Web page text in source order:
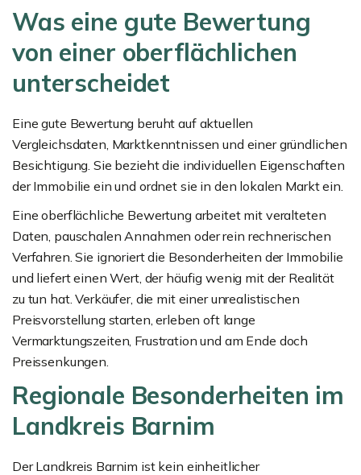
Was eine gute Bewertung
von einer oberflächlichen
unterscheidet
Eine gute Bewertung beruht auf aktuellen
Vergleichsdaten, Marktkenntnissen und einer gründlichen
Besichtigung. Sie bezieht die individuellen Eigenschaften
der Immobilie ein und ordnet sie in den lokalen Markt ein.
Eine oberflächliche Bewertung arbeitet mit veralteten
Daten, pauschalen Annahmen oder rein rechnerischen
Verfahren. Sie ignoriert die Besonderheiten der Immobilie
und liefert einen Wert, der häufig wenig mit der Realität
zu tun hat. Verkäufer, die mit einer unrealistischen
Preisvorstellung starten, erleben oft lange
Vermarktungszeiten, Frustration und am Ende doch
Preissenkungen.
Regionale Besonderheiten im
Landkreis Barnim
Der Landkreis Barnim ist kein einheitlicher